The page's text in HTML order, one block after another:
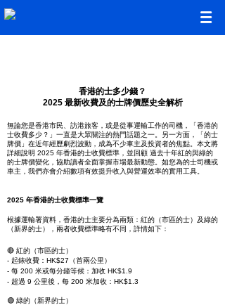
香港的士多少錢？
2025 最新收費及的士牌價歷史全解析
無論您是香港市民、訪港旅客，或是從事運輸工作的司機，「香港的
士收費多少？」一直是大眾關注的熱門話題之一。另一方面，「的士
牌價」在近年經歷劇烈波動，成為不少車主及投資者的焦點。本文將
詳細說明 2025 年香港的士收費標準，並回顧 過去十年紅的與綠的
的士牌價變化，協助讀者全面掌握市場最新動態。如您為的士司機或
車主，我們亦會介紹數項有效提升收入與營運效率的實用工具。
2025 年香港的士收費標準一覽
根據運輸署資料，香港的士主要分為兩類：紅的（市區的士）及綠的
（新界的士），兩者收費標準略有不同，詳情如下：
🔴 紅的（市區的士）
- 起錶收費：HK$27（首兩公里）
- 每 200 米或每分鐘等候：加收 HK$1.9
- 超過 9 公里後，每 200 米加收：HK$1.3
🟢 綠的（新界的士）